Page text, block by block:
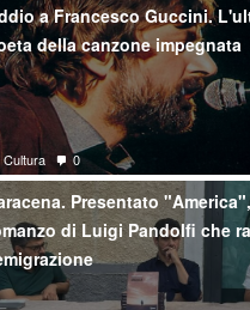
a Francesco Guccini.
della canzone impegnata
Cultura 0
Presentato
di Luigi Pandolfi che